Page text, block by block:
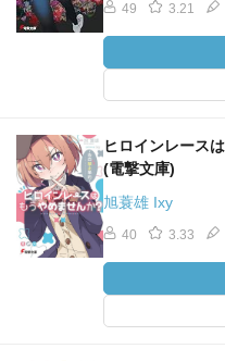
49 3.21
ヒロインレース
(電撃文庫)
旭蓑雄 Ixy
40 3.33